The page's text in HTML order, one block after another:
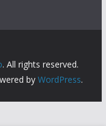
. All rights reserved.
by WordPress.